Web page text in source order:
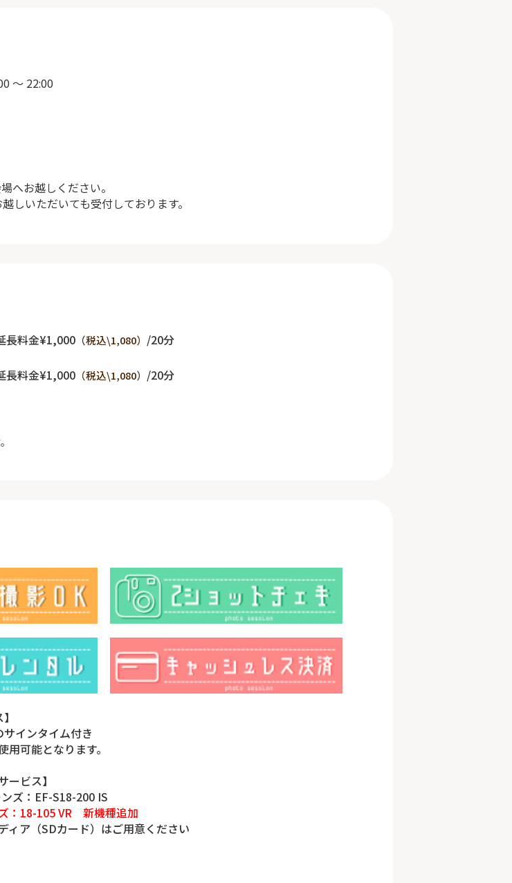
～ 22:00
へお越しください。
しいただいても受付しております。
料金¥1,000 （税込\1,080） /20分
料金¥1,000 （税込\1,080） /20分
インタイム付き
可能となります。
ービス】
ズ：EF-S18-200 IS
：18-105 VR 新機種追加
ア（SDカード）はご用意ください